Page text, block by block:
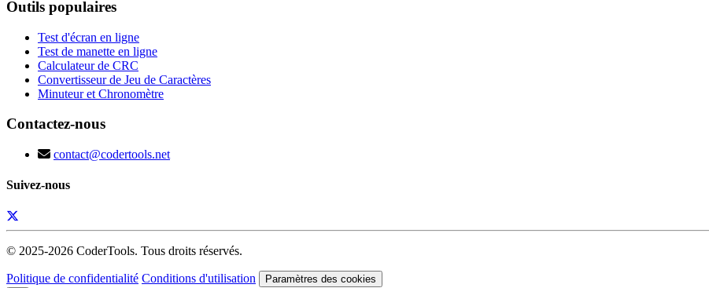
Outils populaires
Test d'écran en ligne
Test de manette en ligne
Calculateur de CRC
Convertisseur de Jeu de Caractères
Minuteur et Chronomètre
Contactez-nous
contact@codertools.net
Suivez-nous
© 2025-2026 CoderTools. Tous droits réservés.
Politique de confidentialité Conditions d'utilisation Paramètres des cookies